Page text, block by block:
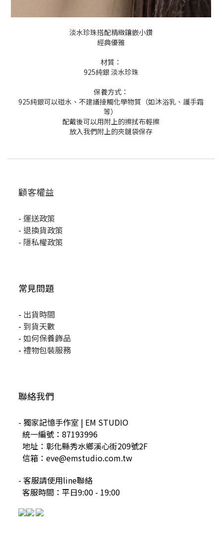
淡水珍珠搭配精緻鑲嵌小鑽
經典優雅
材質：
925純銀 淡水珍珠
保養方式：
925純銀可以碰水、不建議接觸化學物質（如沐浴乳、護手霜
等）
配戴後可以用附上的擦拭布輕擦
放入我們附上的夾鏈袋保存
顧客權益
- 運送政策
- 退換貨政策
- 隱私權政策
常見問題
- 出貨時間
- 到貨天數
- 如何保養飾品
- 禮物包裝服務
聯絡我們
- 獨家記憶手作室 | EM STUDIO
統一編號：87193996
地址：彰化縣秀水鄉溪心街209號2F
信箱：eve@emstudio.com.tw
- 客服請使用line聯絡
客服時間：平日9:00 - 19:00